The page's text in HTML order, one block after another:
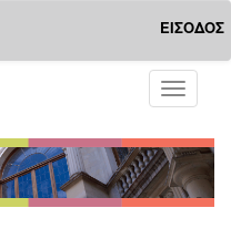
ΕΙΣΟΔΟΣ
Toggle